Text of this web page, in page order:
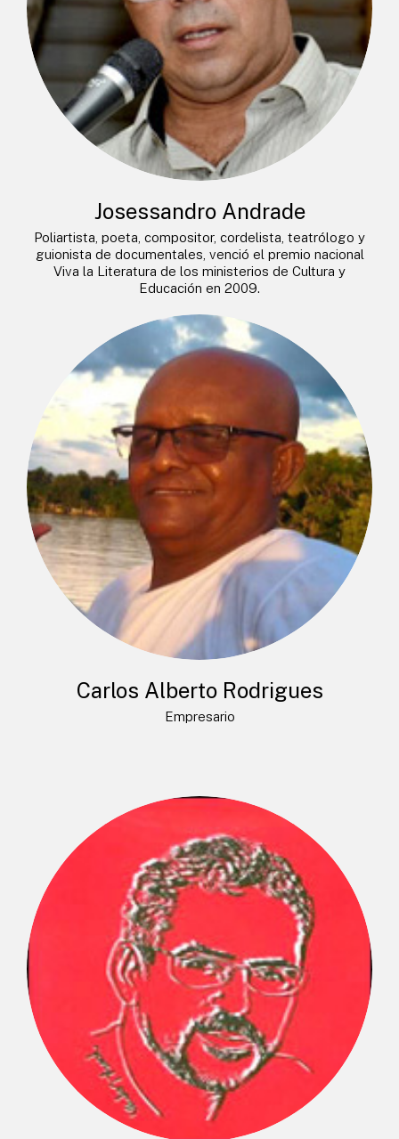
Josessandro Andrade
Poliartista, poeta, compositor, cordelista, teatrólogo y
guionista de documentales, venció el premio nacional
Viva la Literatura de los ministerios de Cultura y
Educación en 2009.
Carlos Alberto Rodrigues
Empresario